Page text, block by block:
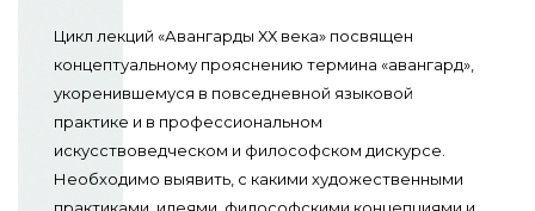
Цикл лекций «Авангарды ХХ века» посвящен
концептуальному прояснению термина «авангард»,
укоренившемуся в повседневной языковой
практике и в профессиональном
искусствоведческом и философском дискурсе.
Необходимо выявить, с какими художественными